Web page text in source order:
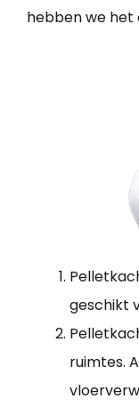
hebben we het
geschikt
ruimtes.